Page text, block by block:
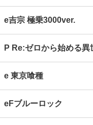
e吉宗 極乗3000ver.
P Re:ゼロから始める
e 東京喰種
eFブルーロック